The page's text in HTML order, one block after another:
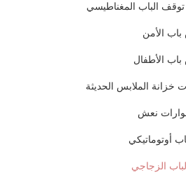
الباب المغناطيسي
الأمن
الأطفال
خزانة الملابس الحديثة
نعش
أوتوماتيكي
الزجاجي